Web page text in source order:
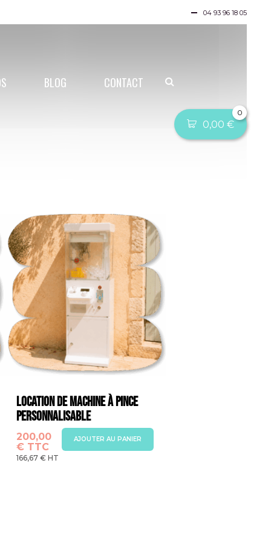
04 93 96 18 05
BLOG CONTACT
0
0,00 €
Location de Machine à Pince
Personnalisable
AJOUTER AU PANIER
200,00
€ TTC
166,67 € HT